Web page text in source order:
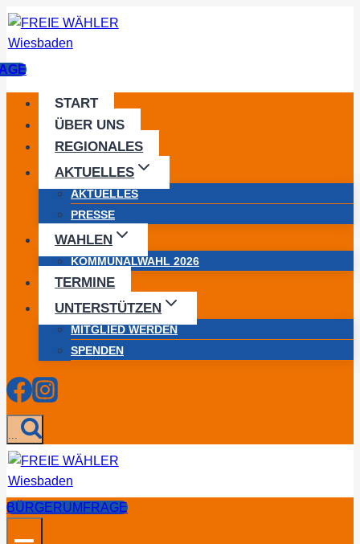
Zum
Inhalt
START
ÜBER UNS
REGIONALES
AKTUELLES
AKTUELLES
PRESSE
WAHLEN
KOMMUNALWAHL 2026
TERMINE
UNTERSTÜTZEN
MITGLIED WERDEN
SPENDEN
...
BÜRGERUMFRAGE